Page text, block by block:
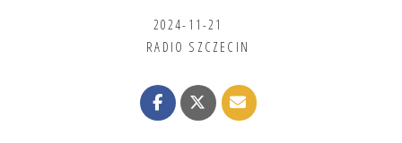
2024-11-21
RADIO SZCZECIN